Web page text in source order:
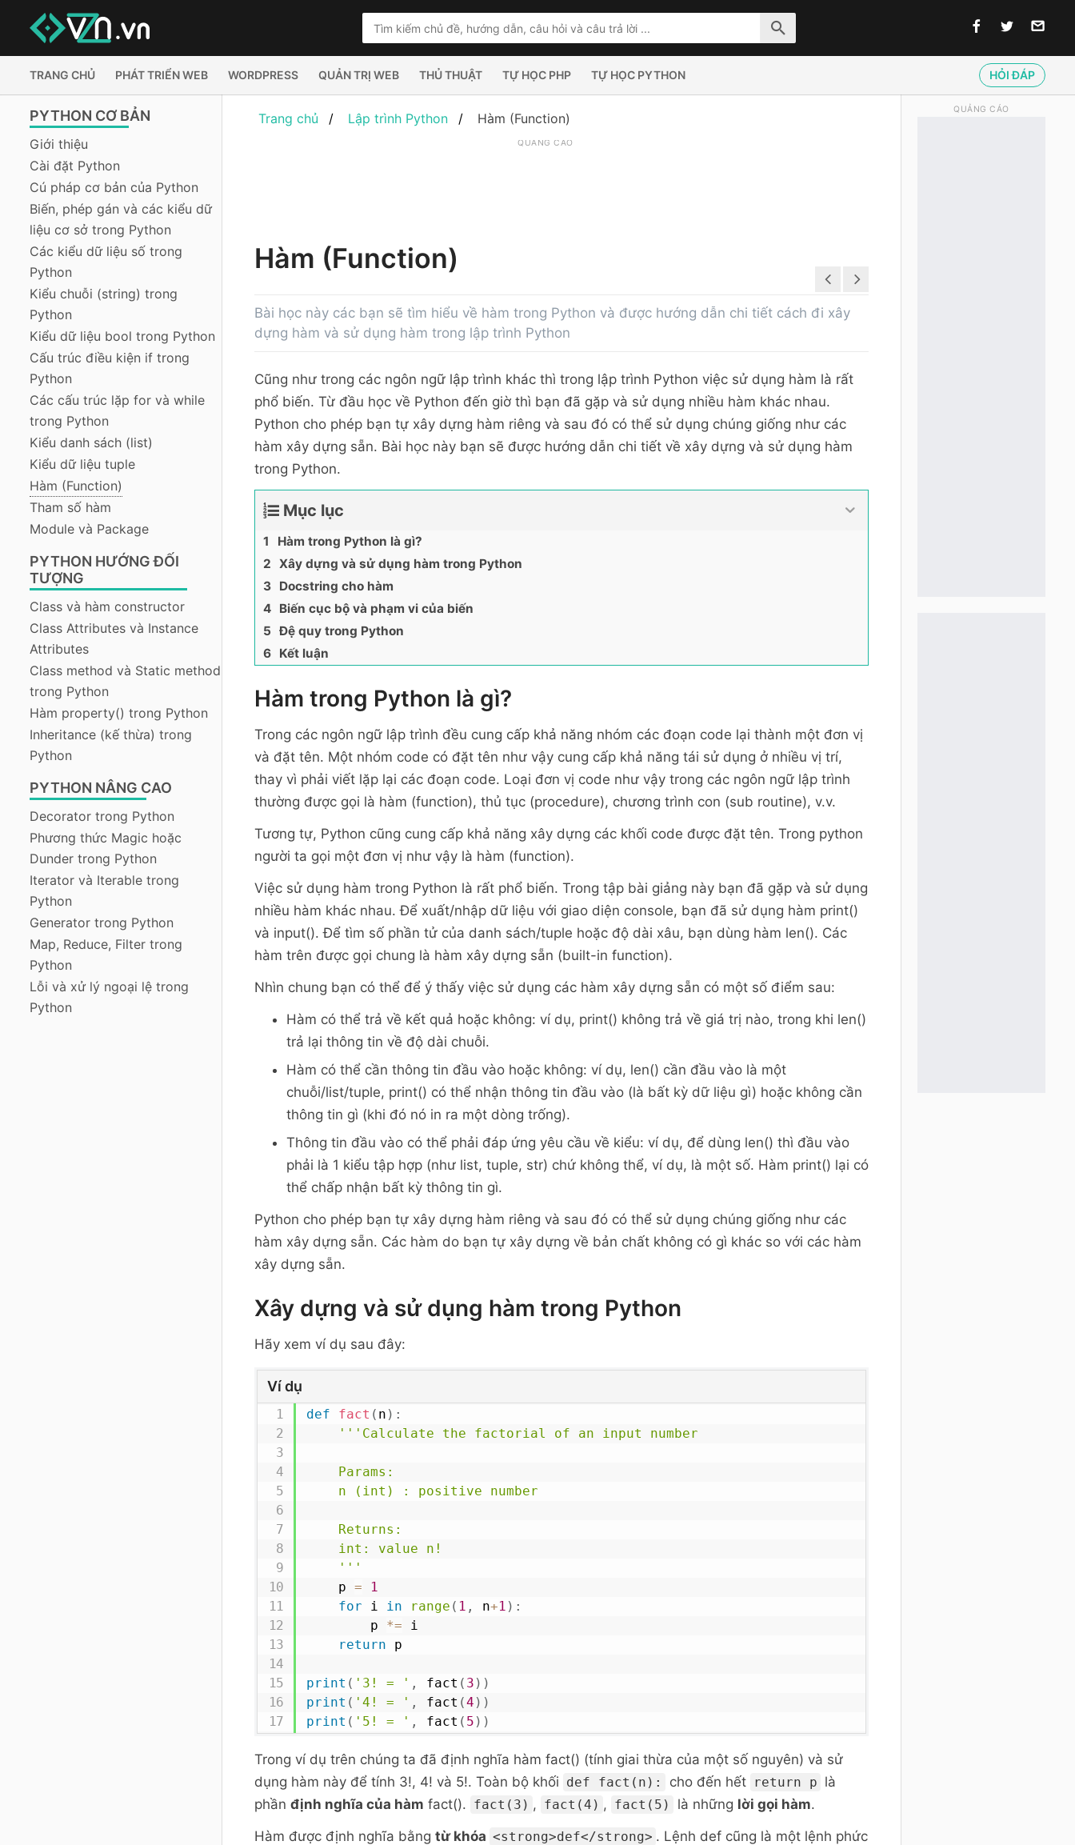
TRANG CHỦ PHÁT TRIỂN WEB WORDPRESS QUẢN TRỊ WEB THỦ THUẬT TỰ HỌC PHP TỰ HỌC PYTHON HỎI ĐÁP
PYTHON CƠ BẢN
Giới thiệu
Cài đặt Python
Cú pháp cơ bản của Python
Biến, phép gán và các kiểu dữ
liệu cơ sở trong Python
Các kiểu dữ liệu số trong
Python
Kiểu chuỗi (string) trong
Python
Kiểu dữ liệu bool trong Python
Cấu trúc điều kiện if trong
Python
Các cấu trúc lặp for và while
trong Python
Kiểu danh sách (list)
Kiểu dữ liệu tuple
Hàm (Function)
Tham số hàm
Module và Package
PYTHON HƯỚNG ĐỐI
TƯỢNG
Class và hàm constructor
Class Attributes và Instance
Attributes
Class method và Static method
trong Python
Hàm property() trong Python
Inheritance (kế thừa) trong
Python
PYTHON NÂNG CAO
Decorator trong Python
Phương thức Magic hoặc
Dunder trong Python
Iterator và Iterable trong
Python
Generator trong Python
Map, Reduce, Filter trong
Python
Lỗi và xử lý ngoại lệ trong
Python
Trang chủ Lập trình Python Hàm (Function)
QUẢNG CÁO
Hàm (Function)
Bài học này các bạn sẽ tìm hiểu về hàm trong Python và được hướng dẫn chi tiết cách đi xây
dựng hàm và sử dụng hàm trong lập trình Python
Cũng như trong các ngôn ngữ lập trình khác thì trong lập trình Python việc sử dụng hàm là rất
phổ biến. Từ đầu học về Python đến giờ thì bạn đã gặp và sử dụng nhiều hàm khác nhau.
Python cho phép bạn tự xây dựng hàm riêng và sau đó có thể sử dụng chúng giống như các
hàm xây dựng sẵn. Bài học này bạn sẽ được hướng dẫn chi tiết về xây dựng và sử dụng hàm
trong Python.
Mục lục
Hàm trong Python là gì?
Xây dựng và sử dụng hàm trong Python
Docstring cho hàm
Biến cục bộ và phạm vi của biến
Đệ quy trong Python
Kết luận
Hàm trong Python là gì?
Trong các ngôn ngữ lập trình đều cung cấp khả năng nhóm các đoạn code lại thành một đơn vị
và đặt tên. Một nhóm code có đặt tên như vậy cung cấp khả năng tái sử dụng ở nhiều vị trí,
thay vì phải viết lặp lại các đoạn code. Loại đơn vị code như vậy trong các ngôn ngữ lập trình
thường được gọi là hàm (function), thủ tục (procedure), chương trình con (sub routine), v.v.
Tương tự, Python cũng cung cấp khả năng xây dựng các khối code được đặt tên. Trong python
người ta gọi một đơn vị như vậy là hàm (function).
Việc sử dụng hàm trong Python là rất phổ biến. Trong tập bài giảng này bạn đã gặp và sử dụng
nhiều hàm khác nhau. Để xuất/nhập dữ liệu với giao diện console, bạn đã sử dụng hàm print()
và input(). Để tìm số phần tử của danh sách/tuple hoặc độ dài xâu, bạn dùng hàm len(). Các
hàm trên được gọi chung là hàm xây dựng sẵn (built-in function).
Nhìn chung bạn có thể để ý thấy việc sử dụng các hàm xây dựng sẵn có một số điểm sau:
Hàm có thể trả về kết quả hoặc không: ví dụ, print() không trả về giá trị nào, trong khi len()
trả lại thông tin về độ dài chuỗi.
Hàm có thể cần thông tin đầu vào hoặc không: ví dụ, len() cần đầu vào là một
chuỗi/list/tuple, print() có thể nhận thông tin đầu vào (là bất kỳ dữ liệu gì) hoặc không cần
thông tin gì (khi đó nó in ra một dòng trống).
Thông tin đầu vào có thể phải đáp ứng yêu cầu về kiểu: ví dụ, để dùng len() thì đầu vào
phải là 1 kiểu tập hợp (như list, tuple, str) chứ không thể, ví dụ, là một số. Hàm print() lại có
thể chấp nhận bất kỳ thông tin gì.
Python cho phép bạn tự xây dựng hàm riêng và sau đó có thể sử dụng chúng giống như các
hàm xây dựng sẵn. Các hàm do bạn tự xây dựng về bản chất không có gì khác so với các hàm
xây dựng sẵn.
Xây dựng và sử dụng hàm trong Python
Hãy xem ví dụ sau đây:
Ví dụ
def fact ( n ) :
'''Calculate the factorial of an input number
	'''
	p
=
1
for i in range ( 1 , n+1 ) :
		p
*= i
return p
print ( '3! = ' , fact ( 3 ) )
print ( '4! = ' , fact (4 ) )
print ( '5! = ' , fact ( 5 ) )
Trong ví dụ trên chúng ta đã định nghĩa hàm fact() (tính giai thừa của một số nguyên) và sử
dụng hàm này để tính 3!, 4! và 5!. Toàn bộ khối def fact(n): cho đến hết return p là
phần định nghĩa của hàm fact(). fact(3) , fact(4) , fact(5) là những lời gọi hàm.
Hàm được định nghĩa bằng từ khóa <strong>def</strong> . Lệnh def cũng là một lệnh phức
QUẢNG CÁO